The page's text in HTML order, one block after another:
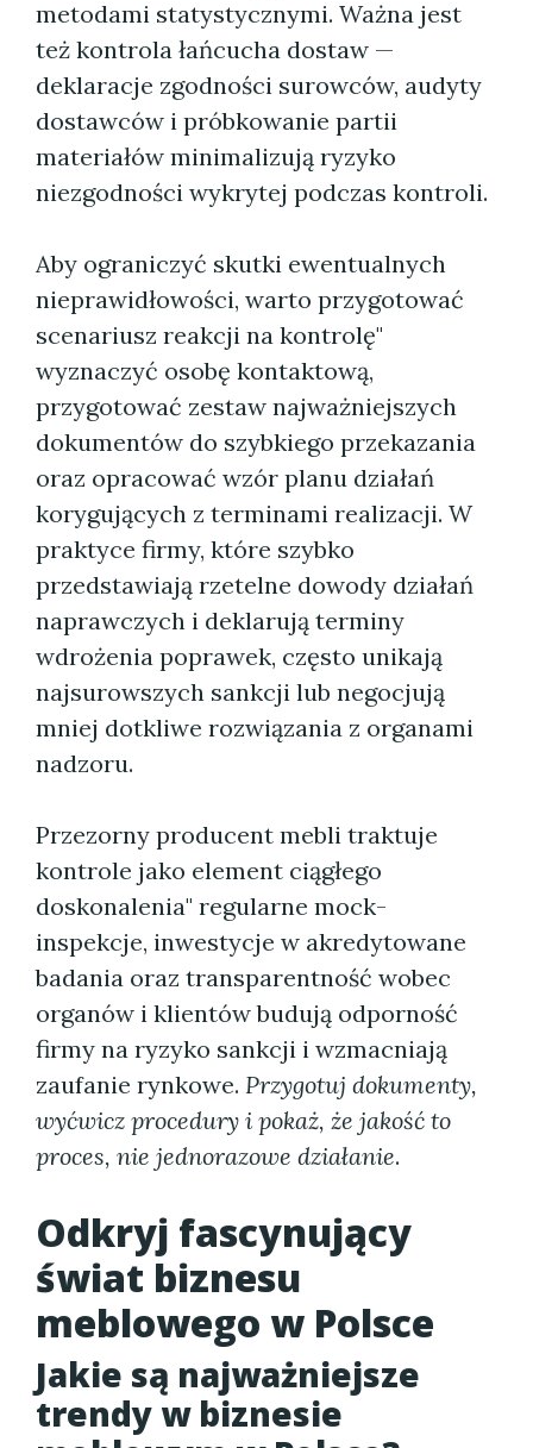
metodami statystycznymi. Ważna jest
też kontrola łańcucha dostaw —
deklaracje zgodności surowców, audyty
dostawców i próbkowanie partii
materiałów minimalizują ryzyko
niezgodności wykrytej podczas kontroli.
Aby ograniczyć skutki ewentualnych
nieprawidłowości, warto przygotować
scenariusz reakcji na kontrolę"
wyznaczyć osobę kontaktową,
przygotować zestaw najważniejszych
dokumentów do szybkiego przekazania
oraz opracować wzór planu działań
korygujących z terminami realizacji. W
praktyce firmy, które szybko
przedstawiają rzetelne dowody działań
naprawczych i deklarują terminy
wdrożenia poprawek, często unikają
najsurowszych sankcji lub negocjują
mniej dotkliwe rozwiązania z organami
nadzoru.
Przezorny producent mebli traktuje
kontrole jako element ciągłego
doskonalenia" regularne mock-
inspekcje, inwestycje w akredytowane
badania oraz transparentność wobec
organów i klientów budują odporność
firmy na ryzyko sankcji i wzmacniają
zaufanie rynkowe. Przygotuj dokumenty,
wyćwicz procedury i pokaż, że jakość to
proces, nie jednorazowe działanie.
Odkryj fascynujący
świat biznesu
meblowego w Polsce
Jakie są najważniejsze
trendy w biznesie